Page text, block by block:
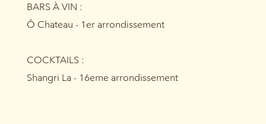
BARS À VIN :
Ô Chateau - 1er arrondissement
COCKTAILS :
Shangri La - 16eme arrondissement